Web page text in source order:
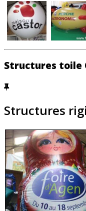
Structures toile
Structures